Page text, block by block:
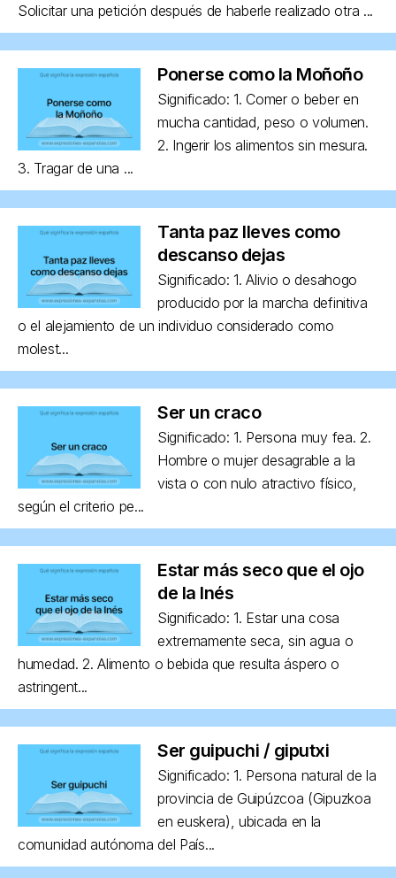
Solicitar una petición después de haberle realizado otra ...
Ponerse como la Moñoño
Significado: 1. Comer o beber en
mucha cantidad, peso o volumen.
2. Ingerir los alimentos sin mesura.
3. Tragar de una ...
Tanta paz lleves como
descanso dejas
Significado: 1. Alivio o desahogo
producido por la marcha definitiva
o el alejamiento de un individuo considerado como
molest...
Ser un craco
Significado: 1. Persona muy fea. 2.
Hombre o mujer desagrable a la
vista o con nulo atractivo físico,
según el criterio pe...
Estar más seco que el ojo
de la Inés
Significado: 1. Estar una cosa
extremamente seca, sin agua o
humedad. 2. Alimento o bebida que resulta áspero o
astringent...
Ser guipuchi / giputxi
Significado: 1. Persona natural de la
provincia de Guipúzcoa (Gipuzkoa
en euskera), ubicada en la
comunidad autónoma del País...